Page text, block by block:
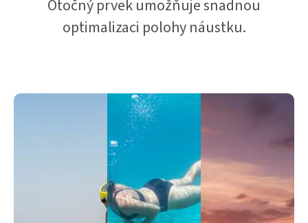
Otočný prvek umožňuje snadnou
optimalizaci polohy náustku.